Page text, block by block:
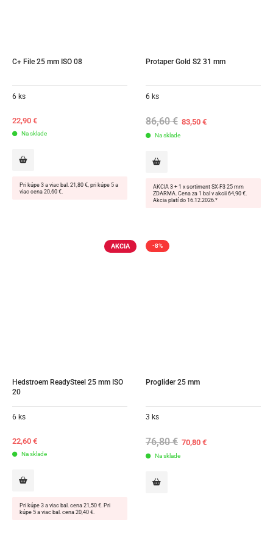
C+ File 25 mm ISO 08
6 ks
22,90 €
Na sklade
Pri kúpe 3 a viac bal. 21,80 €, pri kúpe 5 a
viac cena 20,60 €.
Protaper Gold S2 31 mm
6 ks
86,60€ Original
price
83,50€Current
Na sklade
AKCIA 3 + 1 x sortiment SX-F3 25 mm
ZDARMA. Cena za 1 bal v akcii 64,90 €.
Akcia platí do 16.12.2026.*
AKCIA
Hedstroem ReadySteel 25 mm ISO
20
6 ks
22,60 €
Na sklade
Pri kúpe 3 a viac bal. cena 21,50 €. Pri
kúpe 5 a viac bal. cena 20,40 €.
-8%
Proglider 25 mm
3 ks
76,80€ Original
price
70,80€Current
Na sklade